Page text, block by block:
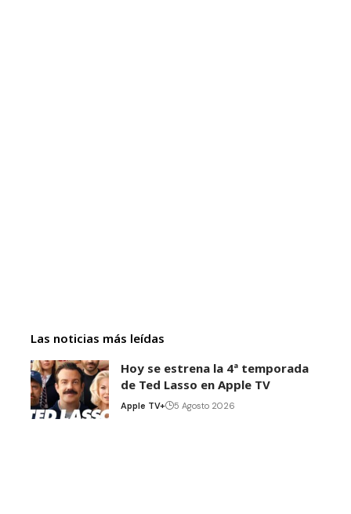
Las noticias más leídas
Hoy se estrena la 4ª temporada
de Ted Lasso en Apple TV
Apple TV+ 5 Agosto 2026